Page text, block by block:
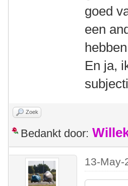
goed
een
En ja,
Zoek
Bedankt door:
13-May-